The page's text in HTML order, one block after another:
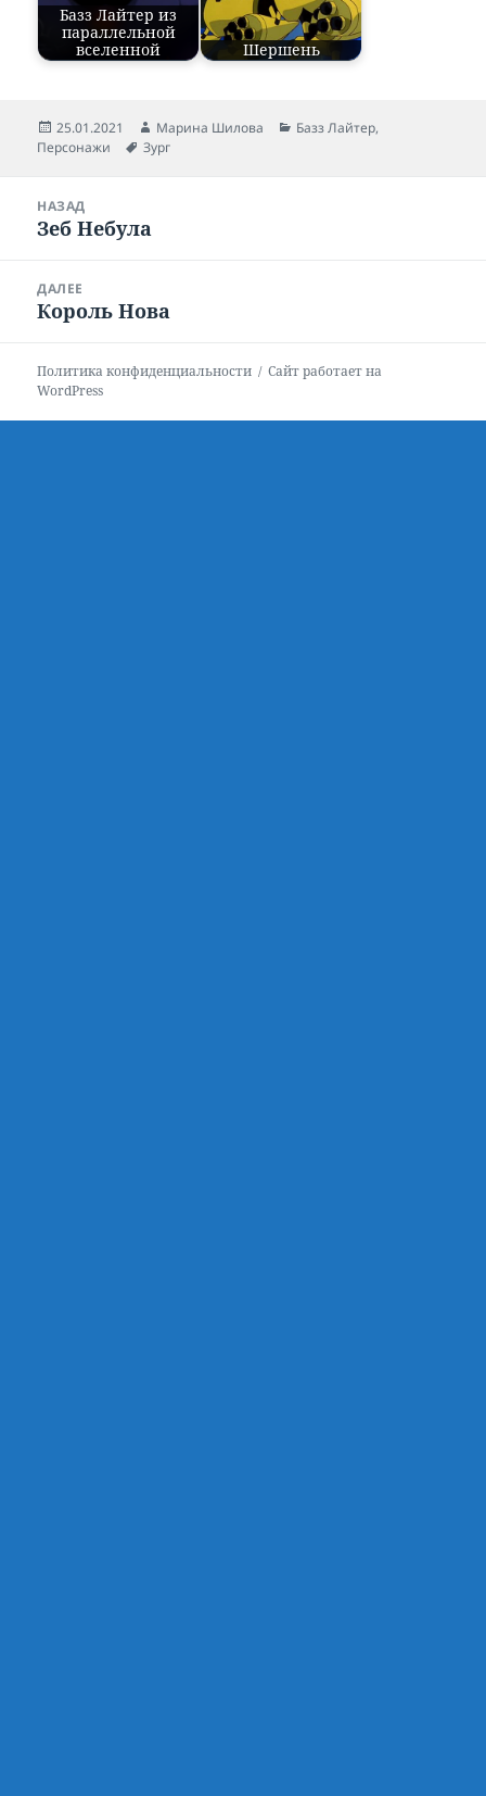
Базз Лайтер из
параллельной
вселенной
Шершень
Опубликовано
25.01.2021 Автор
Марина Шилова Рубрики
Базз Лайтер,
Персонажи
Метки
Зург
записям
НАЗАД
Предыдущая
Зеб Небула
ДАЛЕЕ
Следующая
Король Нова
Политика конфиденциальности
Сайт работает на
WordPress